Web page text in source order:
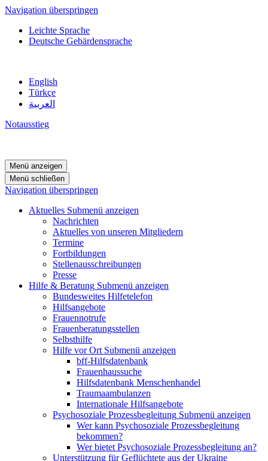
Navigation überspringen
Leichte Sprache
Deutsche Gebärdensprache
English
Türkçe
العربية
Notausstieg
Menü anzeigen
Menü schließen
Navigation überspringen
Aktuelles Submenü anzeigen
Nachrichten
Aktuelles von unseren Mitgliedern
Termine
Fortbildungen
Stellenausschreibungen
Presse
Hilfe & Beratung Submenü anzeigen
Bundesweites Hilfetelefon
Hilfsangebote
Frauennotrufe
Frauenberatungsstellen
Selbsthilfe
Hilfe vor Ort Submenü anzeigen
bff-Hilfsdatenbank
Frauenhaussuche
Hilfsdatenbank Menschenhandel
Traumaambulanzen
Internationale Hilfsangebote
Psychosoziale Prozessbegleitung Submenü anzeigen
Wer kann Psychosoziale Prozessbegleitung
bekommen?
Wer bietet Psychosoziale Prozessbegleitung an?
Unterstützung für Geflüchtete aus der Ukraine